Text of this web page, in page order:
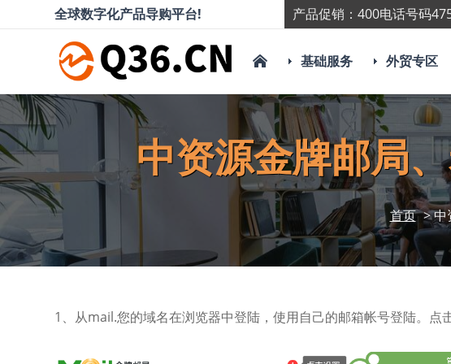
全球数字化产品导购平台! 产品促销：400电话号码
基础服务 外贸专区
中资源金牌邮局
首页 > 中
1、从mail.您的域名在浏览器中登陆，使用自己的邮箱帐号登陆。点击